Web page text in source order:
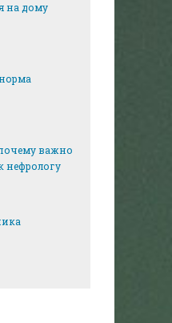
на дому
важно
нефрологу